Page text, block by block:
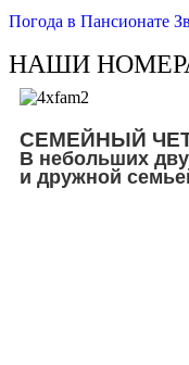
Погода в Пансионате
НАШИ
СЕМЕЙНЫЙ
В небольших
и дружной